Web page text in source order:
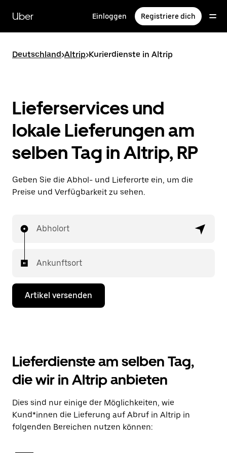
zum
Hauptinhalt
Uber Einloggen Registriere dich
Deutschland>Altrip>Kurierdienste in Altrip
Lieferservices und
lokale Lieferungen am
selben Tag in Altrip, RP
Geben Sie die Abhol- und Lieferorte ein, um die
Preise und Verfügbarkeit zu sehen.
Abholort
Ankunftsort
Artikel versenden
Lieferdienste am selben Tag,
die wir in Altrip anbieten
Dies sind nur einige der Möglichkeiten, wie
Kund*innen die Lieferung auf Abruf in Altrip in
folgenden Bereichen nutzen können: